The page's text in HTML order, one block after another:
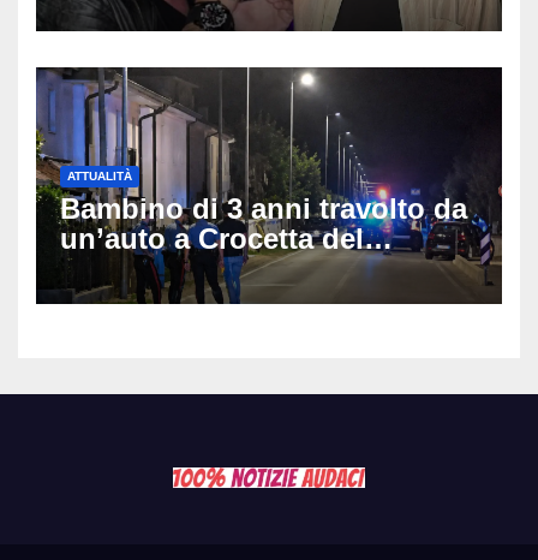
anni
ATTUALITÀ
Bambino di 3 anni travolto da
un’auto a Crocetta del
Montello: è gravissimo,
trasportato in elicottero a